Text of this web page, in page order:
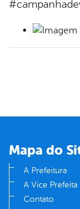
Mapa do
A Prefeitura
A Vice Prefeita
Contato